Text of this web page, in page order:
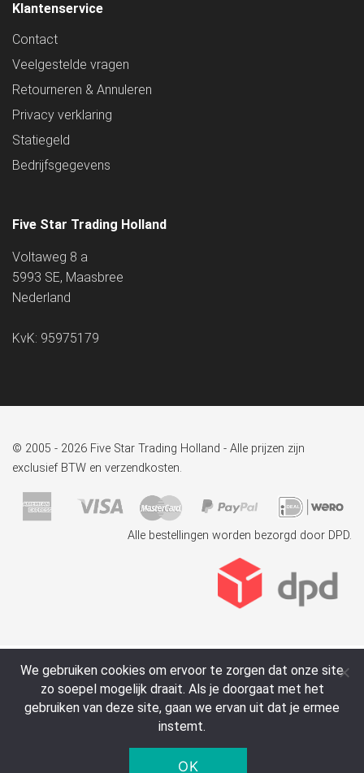
Klantenservice
Contact
Veelgestelde vragen
Retourneren & Annuleren
Privacy verklaring
Statiegeld
Bedrijfsgegevens
Five Star Trading Holland
Voltaweg 8 a
5993 SE, Maasbree
Nederland
KvK: 95975179
© 2005 - 2026 Five Star Trading Holland - Alle prijzen zijn
exclusief BTW en verzendkosten.
Alle bestellingen worden bezorgd door DPD.
We gebruiken cookies om ervoor te zorgen dat onze site
zo soepel mogelijk draait. Als je doorgaat met het
gebruiken van deze site, gaan we ervan uit dat je ermee
instemt.
OK